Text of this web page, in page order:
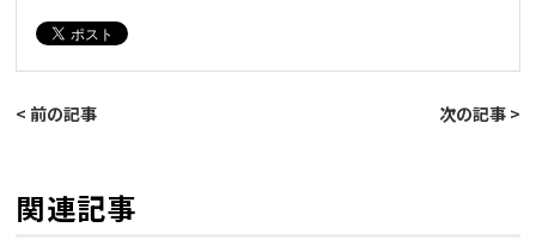
< 前の記事 次の記事 >
関連記事